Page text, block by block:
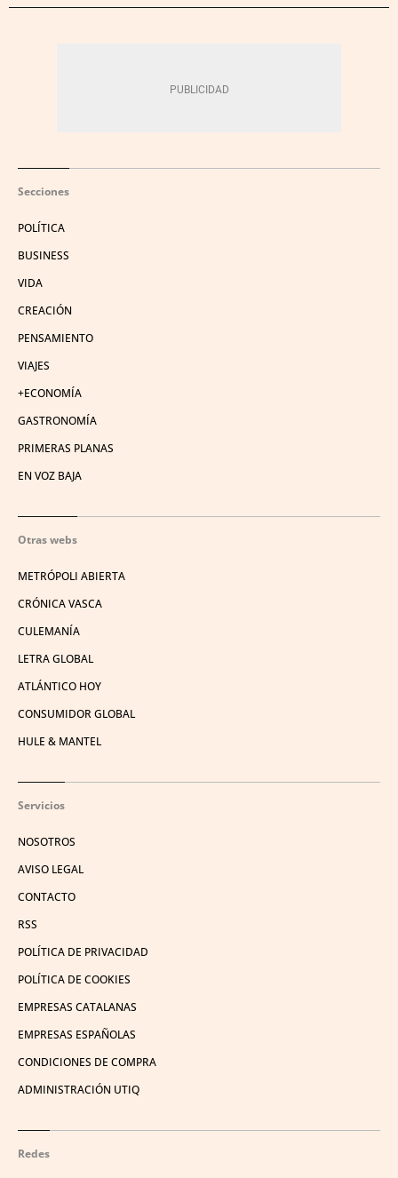
Secciones
POLÍTICA
BUSINESS
VIDA
CREACIÓN
PENSAMIENTO
VIAJES
+ECONOMÍA
GASTRONOMÍA
PRIMERAS PLANAS
EN VOZ BAJA
Otras webs
METRÓPOLI ABIERTA
CRÓNICA VASCA
CULEMANÍA
LETRA GLOBAL
ATLÁNTICO HOY
CONSUMIDOR GLOBAL
HULE & MANTEL
Servicios
NOSOTROS
AVISO LEGAL
CONTACTO
RSS
POLÍTICA DE PRIVACIDAD
POLÍTICA DE COOKIES
EMPRESAS CATALANAS
EMPRESAS ESPAÑOLAS
CONDICIONES DE COMPRA
ADMINISTRACIÓN UTIQ
Redes